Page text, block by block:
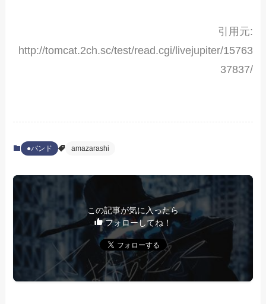
引用元:
http://tomcat.2ch.sc/test/read.cgi/livejupiter/15763
37837/
●バンド amazarashi
この記事が気に入ったら
フォローしてね！